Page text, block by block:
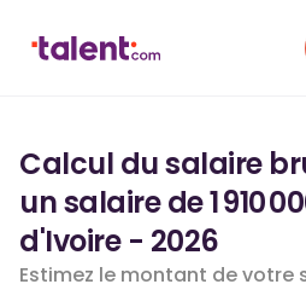
Calcul du salaire
un salaire de 1 910
d'Ivoire - 2026
Estimez le montant de votre